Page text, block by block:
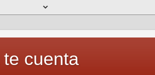
cuenta